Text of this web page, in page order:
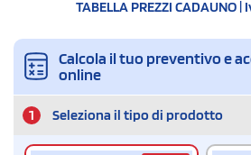
TABELLA PREZZI CADAUNO |
Calcola il tuo preventivo e
online
1 Seleziona il tipo di prodotto